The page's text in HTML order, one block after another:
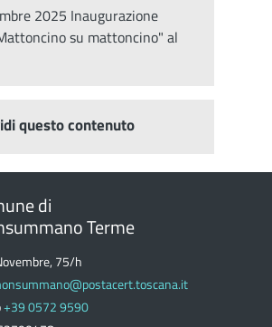
2025 Inaugurazione
su mattoncino" al
questo contenuto
di
Terme
75/h
+39 0572 9590